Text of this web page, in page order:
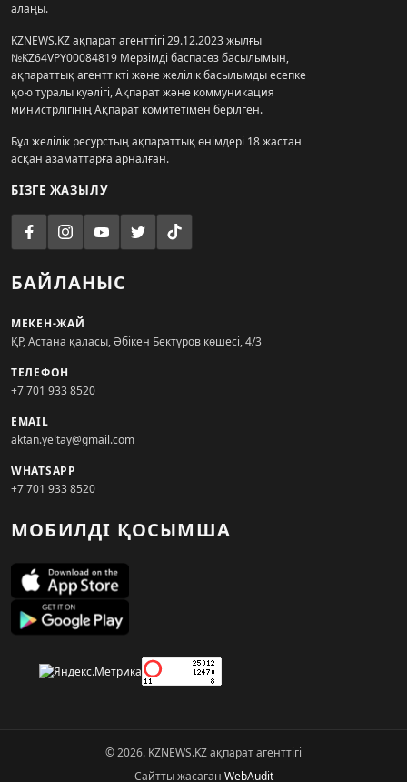
алаңы.
KZNEWS.KZ ақпарат агенттігі 29.12.2023 жылғы
№KZ64VPY00084819 Мерзімді баспасөз басылымын,
ақпараттық агенттікті және желілік басылымды есепке
қою туралы куәлігі, Ақпарат және коммуникация
министрлігінің Ақпарат комитетімен берілген.
Бұл желілік ресурстың ақпараттық өнімдері 18 жастан
асқан азаматтарға арналған.
БІЗГЕ ЖАЗЫЛУ
БАЙЛАНЫС
МЕКЕН-ЖАЙ
ҚР, Астана қаласы, Әбікен Бектұров көшесі, 4/3
ТЕЛЕФОН
+7 701 933 8520
EMAIL
aktan.yeltay@gmail.com
WHATSAPP
+7 701 933 8520
МОБИЛДІ ҚОСЫМША
© 2026. KZNEWS.KZ ақпарат агенттігі
Сайтты жасаған WebAudit